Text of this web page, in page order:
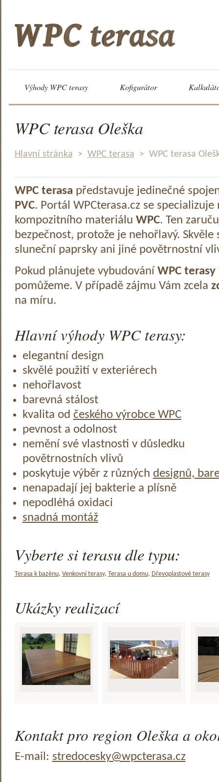
Výhody WPC terasy Kofigurátor
WPC terasa Oleška
Hlavní stránka > WPC terasa > WPC terasa
WPC terasa představuje jedinečné
PVC. Portál WPCterasa.cz se specializuje
kompozitního materiálu WPC. Ten
bezpečnost, protože je nehořlavý.
sluneční paprsky ani jiné povětrnostní
Pokud plánujete vybudování WPC terasy
pomůžeme. V případě zájmu Vám zcela
na míru.
Hlavní výhody WPC terasy:
elegantní design
skvělé použití v exteriérech
nehořlavost
barevná stálost
kvalita od českého výrobce WPC
pevnost a odolnost
nemění své vlastnosti v důsledku
povětrnostních vlivů
poskytuje výběr z různých designů,
nenapadají jej bakterie a plísně
nepodléhá oxidaci
snadná montáž
Vyberte si terasu dle typu:
Terasa k bazénu, Venkovní terasy, Terasa u domu, Dřevoplastové terasy
Ukázky realizací
Kontakt pro region Oleška a
E-mail: stredocesky@wpcterasa.cz